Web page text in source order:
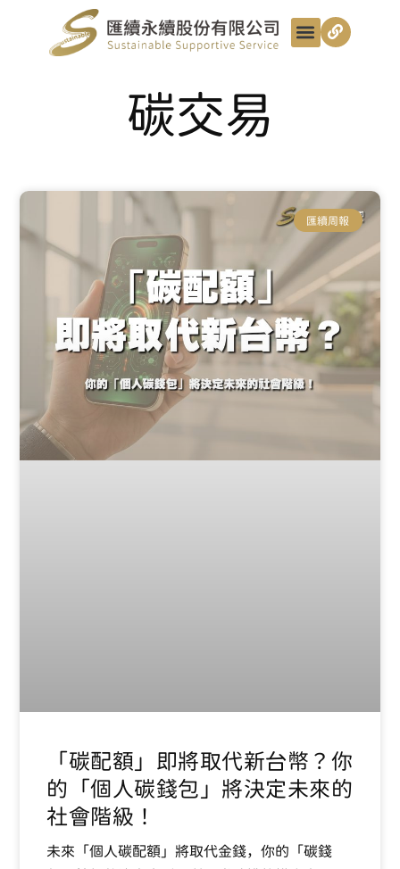
碳交易
匯續周報
「碳配額」即將取代新台幣？你
的「個人碳錢包」將決定未來的
社會階級！
未來「個人碳配額」將取代金錢，你的「碳錢